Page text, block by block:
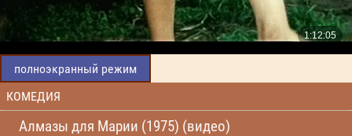
полноэкранный режим
КОМЕДИЯ
Алмазы для Марии (1975) (видео)